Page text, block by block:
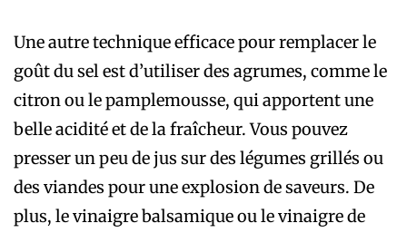
Une autre technique efficace pour remplacer le
goût du sel est d’utiliser des agrumes, comme le
citron ou le pamplemousse, qui apportent une
belle acidité et de la fraîcheur. Vous pouvez
presser un peu de jus sur des légumes grillés ou
des viandes pour une explosion de saveurs. De
plus, le vinaigre balsamique ou le vinaigre de